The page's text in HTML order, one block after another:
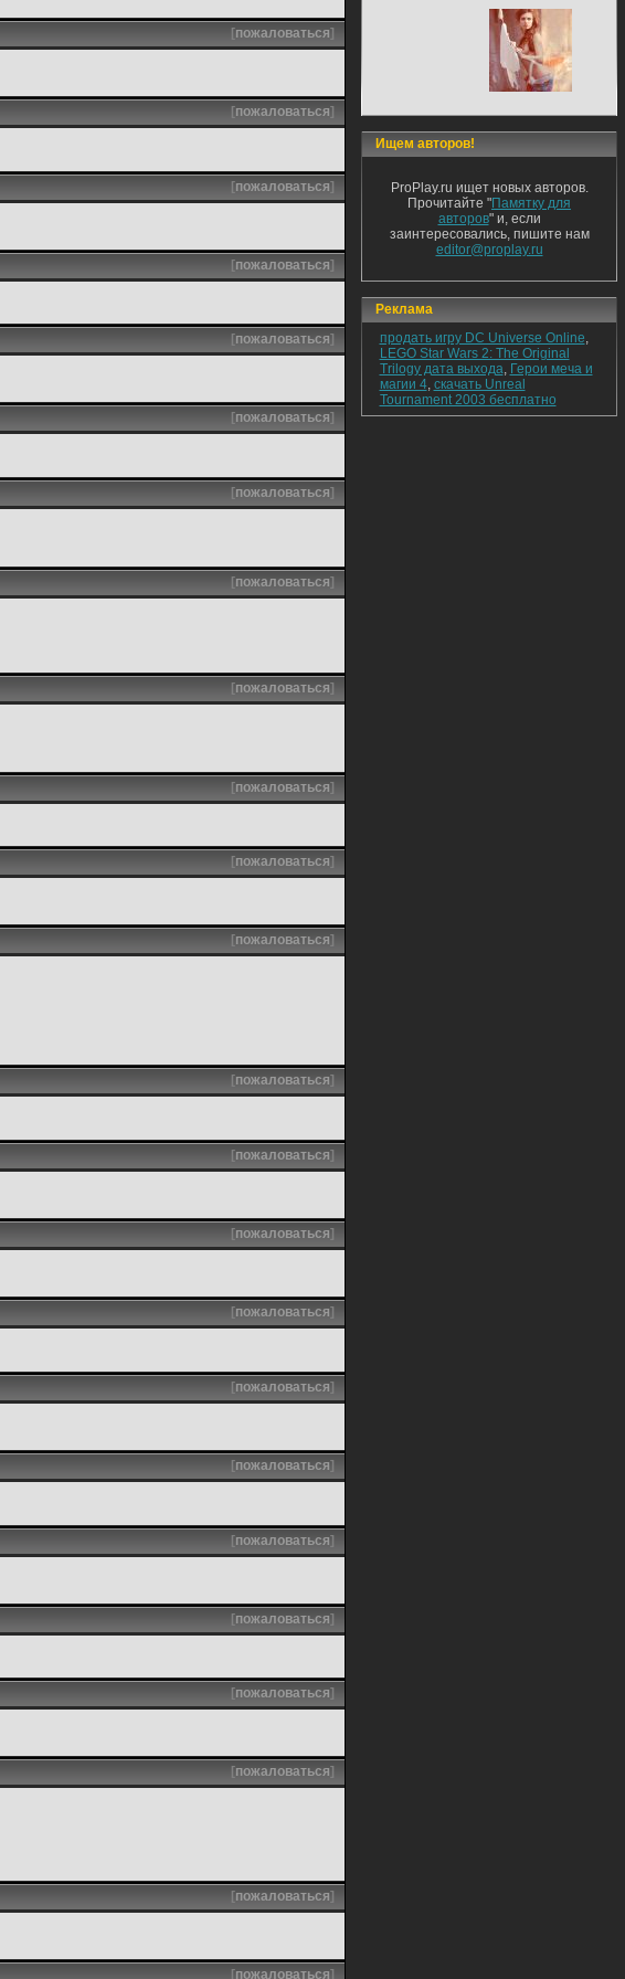
[пожаловаться]
[пожаловаться]
[пожаловаться]
[пожаловаться]
[пожаловаться]
[пожаловаться]
[пожаловаться]
[пожаловаться]
[пожаловаться]
[пожаловаться]
[пожаловаться]
[пожаловаться]
[пожаловаться]
[пожаловаться]
[пожаловаться]
[пожаловаться]
[пожаловаться]
[пожаловаться]
[пожаловаться]
[пожаловаться]
[пожаловаться]
[пожаловаться]
[пожаловаться]
[пожаловаться]
Ищем авторов!
ProPlay.ru ищет новых авторов.
Прочитайте "Памятку для
авторов" и, если
заинтересовались, пишите нам
editor@proplay.ru
Реклама
продать игру DC Universe Online,
LEGO Star Wars 2: The Original
Trilogy дата выхода, Герои меча и
магии 4, скачать Unreal
Tournament 2003 бесплатно